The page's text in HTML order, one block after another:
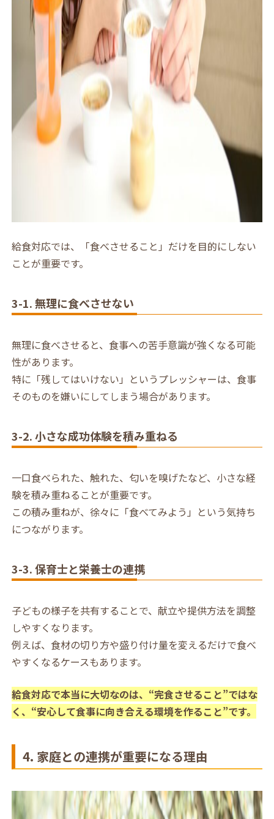
給食対応では、「食べさせること」だけを目的にしない
ことが重要です。
3-1. 無理に食べさせない
無理に食べさせると、食事への苦手意識が強くなる可能
性があります。
特に「残してはいけない」というプレッシャーは、食事
そのものを嫌いにしてしまう場合があります。
3-2. 小さな成功体験を積み重ねる
一口食べられた、触れた、匂いを嗅げたなど、小さな経
験を積み重ねることが重要です。
この積み重ねが、徐々に「食べてみよう」という気持ち
につながります。
3-3. 保育士と栄養士の連携
子どもの様子を共有することで、献立や提供方法を調整
しやすくなります。
例えば、食材の切り方や盛り付け量を変えるだけで食べ
やすくなるケースもあります。
給食対応で本当に大切なのは、“完食させること”ではな
く、“安心して食事に向き合える環境を作ること”です。
4. 家庭との連携が重要になる理由